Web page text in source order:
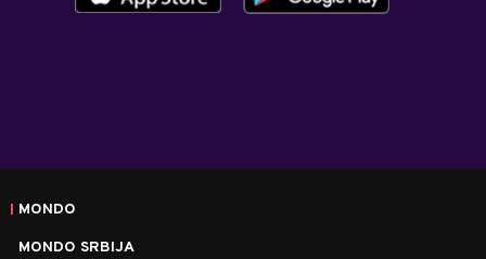
MONDO
MONDO SRBIJA